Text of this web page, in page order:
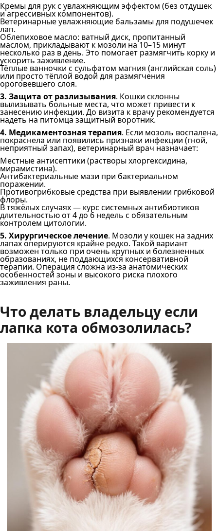
Кремы для рук с увлажняющим эффектом (без отдушек
и агрессивных компонентов).
Ветеринарные увлажняющие бальзамы для подушечек
лап.
Облепиховое масло: ватный диск, пропитанный
маслом, прикладывают к мозоли на 10–15 минут
несколько раз в день. Это помогает размягчить корку и
ускорить заживление.
Тёплые ванночки с сульфатом магния (английская соль)
или просто тёплой водой для размягчения
ороговевшего слоя.
3. Защита от разлизывания. Кошки склонны
вылизывать больные места, что может привести к
занесению инфекции. До визита к врачу рекомендуется
надеть на питомца защитный воротник.
4. Медикаментозная терапия. Если мозоль воспалена,
покраснела или появились признаки инфекции (гной,
неприятный запах), ветеринарный врач назначает:
Местные антисептики (растворы хлоргексидина,
мирамистина).
Антибактериальные мази при бактериальном
поражении.
Противогрибковые средства при выявлении грибковой
флоры.
В тяжёлых случаях — курс системных антибиотиков
длительностью от 4 до 6 недель с обязательным
контролем цитологии.
5. Хирургическое лечение. Мозоли у кошек на задних
лапах оперируются крайне редко. Такой вариант
возможен только при очень крупных и болезненных
образованиях, не поддающихся консервативной
терапии. Операция сложна из-за анатомических
особенностей зоны и высокого риска плохого
заживления раны.
Что делать владельцу если
лапка кота обмозолилась?